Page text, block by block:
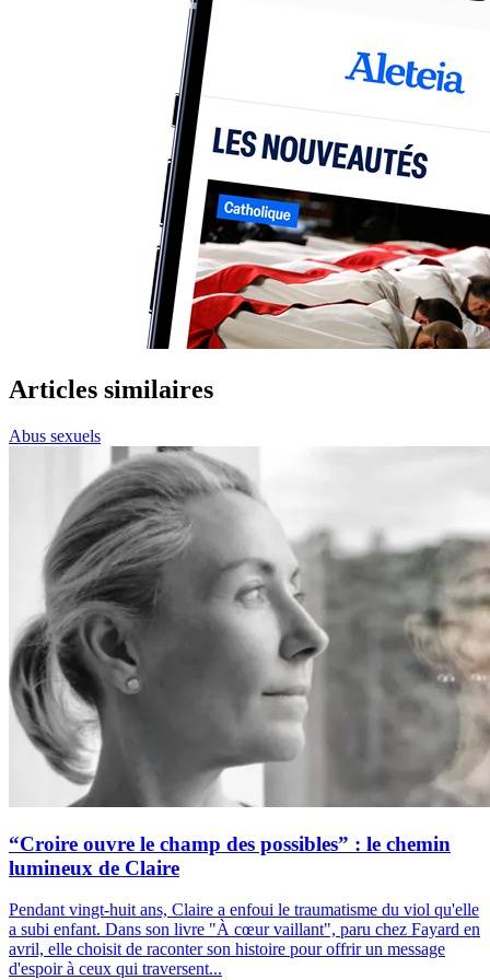
Articles similaires
Abus sexuels
“Croire ouvre le champ des possibles” : le chemin
lumineux de Claire
Pendant vingt-huit ans, Claire a enfoui le traumatisme du viol qu'elle
a subi enfant. Dans son livre "À cœur vaillant", paru chez Fayard en
avril, elle choisit de raconter son histoire pour offrir un message
d'espoir à ceux qui traversent...